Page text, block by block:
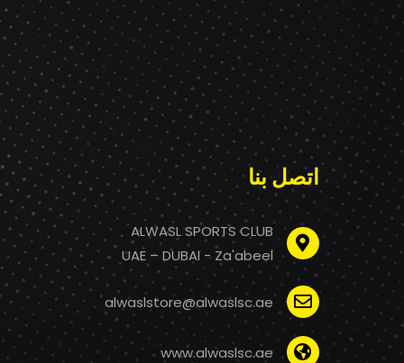
اتصل بنا
ALWASL SPORTS CLUB
UAE – DUBAI - Za'abeel
alwaslstore@alwaslsc.ae
www.alwaslsc.ae